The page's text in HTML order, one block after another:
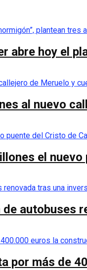
abre hoy el
al nuevo
el
autobuses
por más de